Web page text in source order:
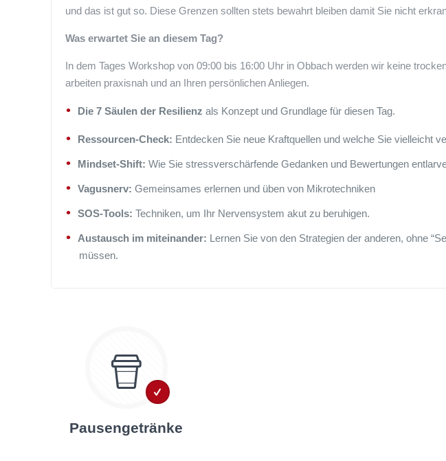
und das ist gut so. Diese Grenzen sollten stets bewahrt bleiben damit Sie nicht
Was erwartet Sie an diesem Tag?
In dem Tages Workshop von 09:00 bis 16:00 Uhr in Obbach werden wir keine
arbeiten praxisnah und an Ihren persönlichen Anliegen.
Die 7 Säulen der Resilienz als Konzept und Grundlage für diesen Tag.
Ressourcen-Check: Entdecken Sie neue Kraftquellen und welche Sie vielleicht
Mindset-Shift: Wie Sie stressverschärfende Gedanken und Bewertungen
Vagusnerv: Gemeinsames erlernen und üben von Mikrotechniken
SOS-Tools: Techniken, um Ihr Nervensystem akut zu beruhigen.
Austausch im miteinander: Lernen Sie von den Strategien der anderen, ohne
müssen.
Pausengetränke